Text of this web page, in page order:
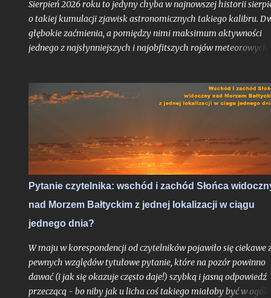
zaćmienie Słońc...
Sierpień 2026 roku to jedyny chyba w najnowszej historii
o takiej kumulacji zjawisk astronomicznych takiego kalibru.
głębokie zaćmienia, a pomiędzy nimi maksimum aktywności
jednego z najsłynniejszych i najobfitszych rojów meteorowych
trudne do przebicia otwarcie nowego sezonu z nocami
astronomicznymi. Do pełni szczęścia brakowałby chyba tylko
dwóch lat - nawet takie scenariusze bywają realne. Po
zachęcie do obserwacji sierpniowych zaćmień zapraszam na
wskazówek odnośnie najbardziej lubianego przez amatorów
wakacyjnego roju meteorów, których tylko w jedną noc
ujrzeć więcej, niż większość ludzi zobaczy przez całe życie.
Oczywiście jak zawsze pod głównym warunkiem: jeśli
zachmurzenie zrobi sobie od nas wakacje...
Pytanie czytelnika: wschód i zachód Słońca
nad Morzem Bałtyckim z jednej lokalizacji w ciągu
jednego dnia?
W maju w korespondencji od czytelników pojawiło się ciekawe
pewnych względów tytułowe pytanie, które na pozór powinno
dawać (i jak się okazuje często daje!) szybką i jasną odpowiedź
przeczącą - bo niby jak u licha coś takiego miałoby być w ogóle